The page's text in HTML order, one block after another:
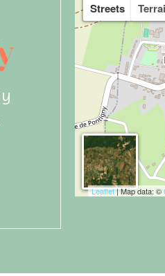
Streets
Leaflet| Map data: ©